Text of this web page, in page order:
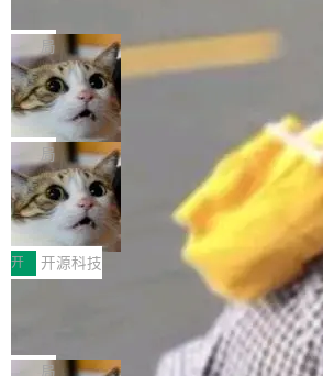
库之一。你的操作系统、浏览器、无数的基
施软件，很可能都在用它。而过去十年，维
的人一直在用业余...
gi?id=2019042">Bug&nbsp;2019042</a>
i> <li>现在，助手可以直接使用 Exa 的网络搜索
结果回答问题，而无需将问题转交给搜索引
（<a href="https://bugzilla.mozilla.org/
bug.cgi?id=204...
的 npm 包。项目的核心论点是：容器不适合
ent 计算。真正适合的，是 Isolate。
工程师在这件事上没什么可谦虚的——他们
orkers 跑了十年 Isolate。用 CEO
nce 的话说：「我们一生都在用 Isolate 运
码，而 AI Agent 不需要容器，它们需要的
late。」 容器为什么不合适 容器的问题在于
和销毁都太重了。一个 Agent 要执行的任务
只需要几毫秒的 CPU 时间，但容器从冷启
就绪要花数秒。如果未来有十...
局
OpenAI 公开邮件和聊天记录回应苹果
诉讼，称“Apple is getting this wron
g”
上个月，苹果一纸诉状把 OpenAI 告上法庭
控其挖角苹果前员工并窃取商业秘密。苹果
状把 OpenAI 描述成一个系统性地从前东家
人、套取机密信息的对手。 OpenAI 没发律
函，也没选择庭外沉默。它在官网贴了一篇
文，标题只有六个字：Apple is getting this
ng。 然后，它把邮件往来和 iMessage 聊
录全贴了出来。 他发错人了 苹果外部律师
iel Gross 来自 Weil 律所，2 月 23 日下午
给 OpenAI 总法律顾问 Che Chang 发了封
局
HUAWEI MatePad Edge上架WorkBu
ddy鸿蒙PC版，说话就能干活的AI办公
搭子
全能AI工作台WorkBuddy鸿蒙PC版上架
I MatePad Edge应用市场，直接下载即可使
用，与鸿蒙电脑上的体验一致。值得一提的
这是目前市面上唯一支持平板接入
C版的产品，搭载“人机双写”重磅功能——
你的，AI写AI的，同屏协作互不干扰。一句
开 开源科技
FFmpeg 9.0 发布：代号“Lei”，以此纪
全球知名开源多媒体框架 FFmpeg 今天正
布了 9.0 版本。这个版本除了带来新一代音
局